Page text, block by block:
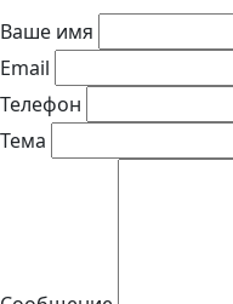
Ваше имя
Email
Телефон
Тема